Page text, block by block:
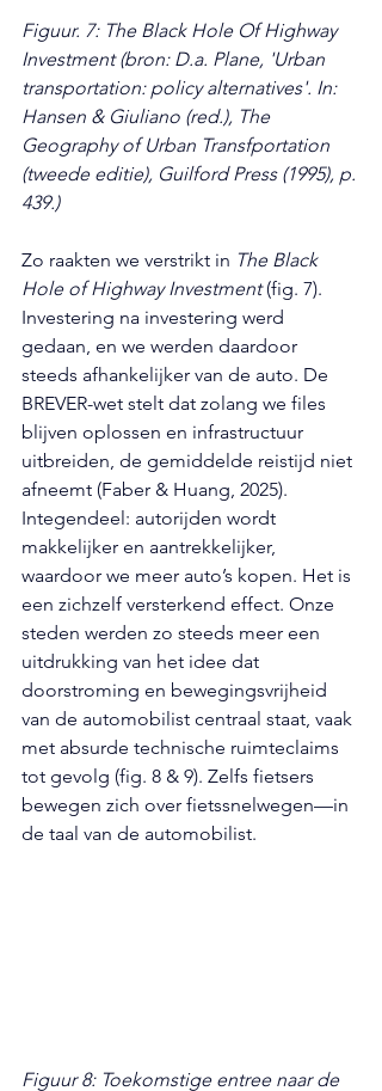
Figuur. 7: The Black Hole Of Highway
Investment (bron: D.a. Plane, 'Urban
transportation: policy alternatives'. In:
Hansen & Giuliano (red.), The
Geography of Urban Transfportation
(tweede editie), Guilford Press (1995), p.
439.)
Zo raakten we verstrikt in The Black
Hole of Highway Investment (fig. 7).
Investering na investering werd
gedaan, en we werden daardoor
steeds afhankelijker van de auto. De
BREVER-wet stelt dat zolang we files
blijven oplossen en infrastructuur
uitbreiden, de gemiddelde reistijd niet
afneemt (Faber & Huang, 2025).
Integendeel: autorijden wordt
makkelijker en aantrekkelijker,
waardoor we meer auto’s kopen. Het is
een zichzelf versterkend effect. Onze
steden werden zo steeds meer een
uitdrukking van het idee dat
doorstroming en bewegingsvrijheid
van de automobilist centraal staat, vaak
met absurde technische ruimteclaims
tot gevolg (fig. 8 & 9). Zelfs fietsers
bewegen zich over fietssnelwegen—in
de taal van de automobilist.
Figuur 8: Toekomstige entree naar de